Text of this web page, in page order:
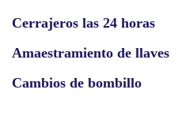
Cerrajeros las 24 horas
Amaestramiento de llaves
Cambios de bombillo